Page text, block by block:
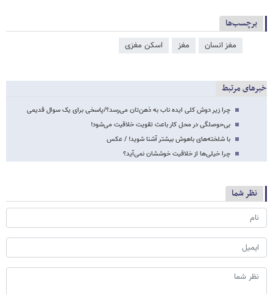
برچسب‌ها
مغز انسان مغز اسکن مغزی
خبرهای مرتبط
چرا زیر دوش کلی ایده ناب به ذهن‌تان می‌‌رسد؟/پاسخی برای یک سوال قدیمی
بی‌حوصلگی در محل کار باعث تقویت خلاقیت می‌شود!
با شلخته‌های باهوش بیشتر آشنا شوید! / عکس
چرا خیلی‌ها از خلاقیت خوششان نمی‌آید؟
نظر شما